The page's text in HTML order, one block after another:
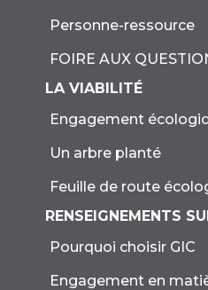
Personne-ressource
FOIRE AUX
LA VIABILITÉ
Engagement
Un arbre planté
Feuille de route
RENSEIGNEMENTS
Pourquoi choisir GIC
Engagement en